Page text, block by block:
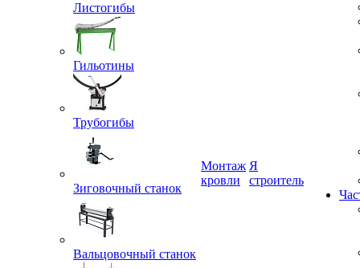
Листогибы
Гильотины
Трубогибы
Зиговочный станок
Вальцовочный станок
Монтаж
кровли
Я
строитель